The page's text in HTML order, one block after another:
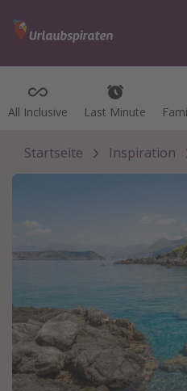
All Inclusive Last Minute
All Inclusive Last Minute
Kategorien
Flüge
Hotel
Alle Reiseziele
Bodensee Urlaub
Gozo Urlaub
Normandie Urlaub
Startseite Inspiration